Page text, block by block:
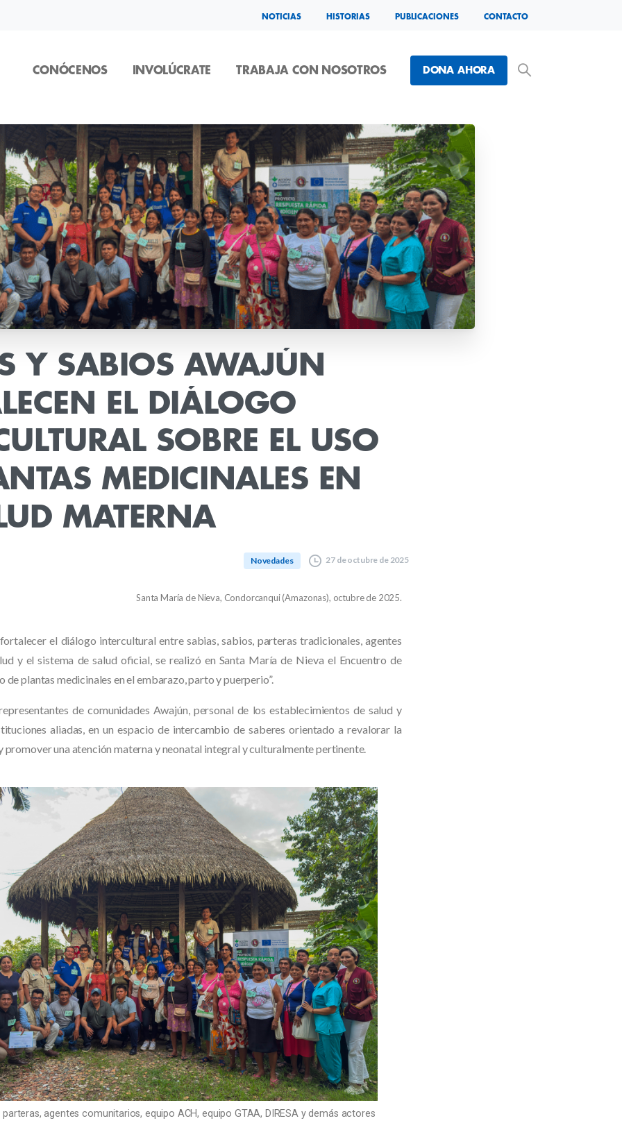
NOTICIAS HISTORIAS PUBLICACIONES CONTACTO
CONÓCENOS INVOLÚCRATE TRABAJA CON NOSOTROS DONA AHORA
Y SABIOS AWAJÚN
EL DIÁLOGO
SOBRE EL USO
MEDICINALES EN
MATERNA
Novedades 27 de octubre de 2025
Santa María de Nieva, Condorcanqui (Amazonas), octubre de 2025.
el diálogo intercultural entre sabias, sabios, parteras tradicionales, agentes
y el sistema de salud oficial, se realizó en Santa María de Nieva el Encuentro de
de plantas medicinales en el embarazo, parto y puerperio”.
de comunidades Awajún, personal de los establecimientos de salud y
aliadas, en un espacio de intercambio de saberes orientado a revalorar la
promover una atención materna y neonatal integral y culturalmente pertinente.
parteras, agentes comunitarios, equipo ACH, equipo GTAA, DIRESA y demás actores